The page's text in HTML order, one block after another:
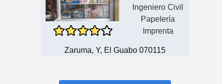
Ingeniero Civil
Papelería
Imprenta
Zaruma, Y, El Guabo 070115